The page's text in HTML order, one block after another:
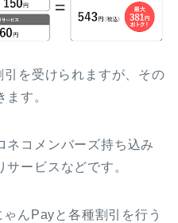
を受けられますが、その
す。
ネコメンバーズ持ち込み
ービスなどです。
んPayと各種割引を行う